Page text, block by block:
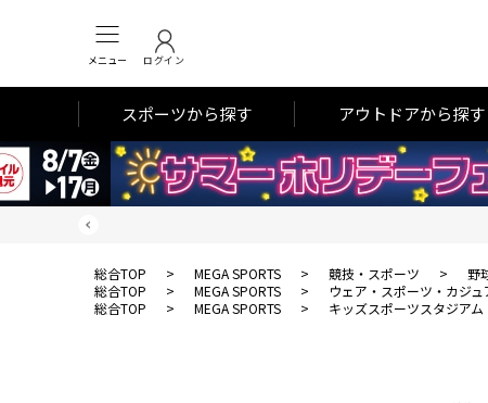
メニュー ログイン
スポーツから探す アウトドアから探す
総合TOP > MEGA SPORTS > 競技・スポーツ > 野
総合TOP
> MEGA SPORTS > ウェア・スポーツ・カジュ
総合TOP
> MEGA SPORTS > キッズスポーツスタジアム